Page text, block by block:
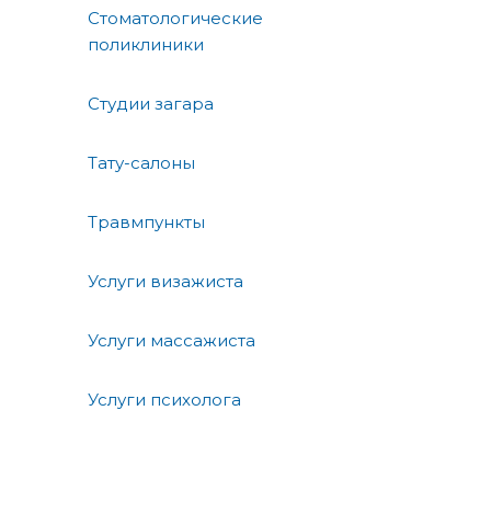
Стоматологические
поликлиники
Студии загара
Тату-салоны
Травмпункты
Услуги визажиста
Услуги массажиста
Услуги психолога